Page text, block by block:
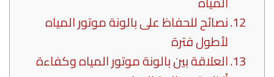
نصائح للحفاظ على بالونة موتور المياه
لأطول فترة
العلاقة بين بالونة موتور المياه وكفاءة